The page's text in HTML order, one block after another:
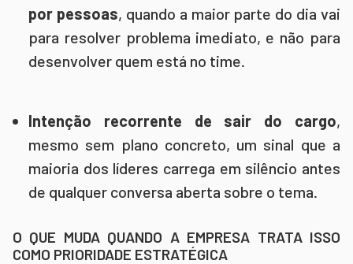
por pessoas, quando a maior parte do dia vai
para resolver problema imediato, e não para
desenvolver quem está no time.
Intenção recorrente de sair do cargo,
mesmo sem plano concreto, um sinal que a
maioria dos líderes carrega em silêncio antes
de qualquer conversa aberta sobre o tema.
O QUE MUDA QUANDO A EMPRESA TRATA ISSO
COMO PRIORIDADE ESTRATÉGICA